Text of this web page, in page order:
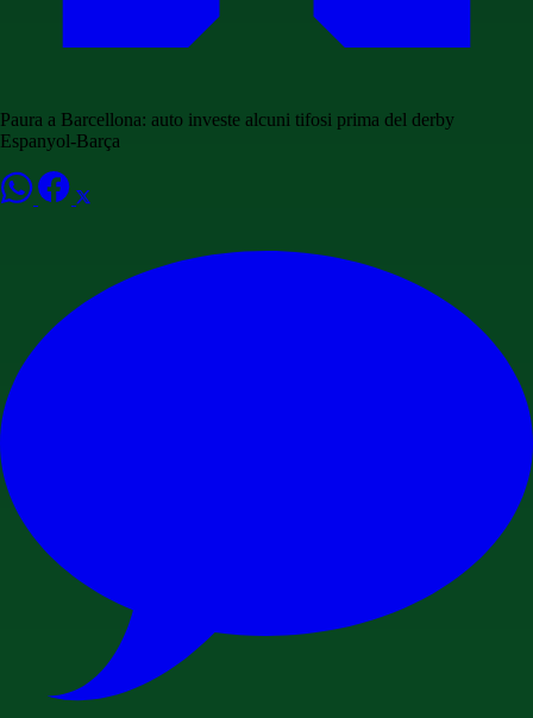
Paura a Barcellona: auto investe alcuni tifosi prima del derby
Espanyol-Barça